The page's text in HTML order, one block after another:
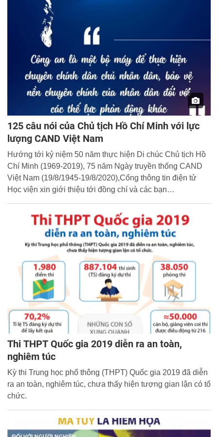
125 câu nói của Chủ tịch Hồ Chí Minh với lực
lượng CAND Việt Nam
Hướng tới kỷ niệm 50 năm thực hiện Di chúc Chủ tịch Hồ
Chí Minh (1969-2019), 75 năm Ngày truyền thống CAND
Việt Nam (19/8/1945-19/8/2020),Cổng thông tin điện tử
Học viện xin giới thiệu tới đồng chí và các bạn
Việt Nam được trích từ cuốn sách “125 câu nói của Chủ
tịch Hồ Chí Minh với lực lượng CAND Việt Nam”, do
GS.TS Tô Lâm chủ biên.
Thi THPT Quốc gia 2019 diễn ra an toàn,
nghiêm túc
Kỳ thi Trung học phổ thông (THPT) Quốc gia 2019 đã diễn
ra an toàn, nghiêm túc, chưa thấy hiện tượng gian lận có tổ
chức.